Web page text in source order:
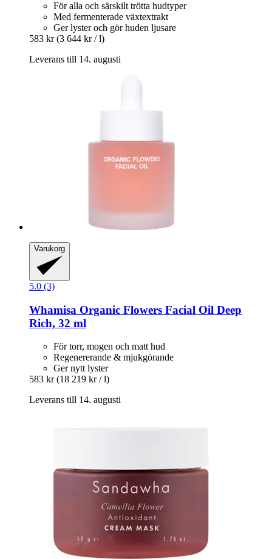
För alla och särskilt trötta hudtyper
Med fermenterade växtextrakt
Ger lyster och gör huden ljusare
583 kr (3 644 kr / l)
Leverans till 14. augusti
Varukorg
5.0 (3)
Whamisa Organic Flowers Facial Oil Deep
Rich, 32 ml
För torr, mogen och matt hud
Regenererande & mjukgörande
Ger nytt lyster
583 kr (18 219 kr / l)
Leverans till 14. augusti